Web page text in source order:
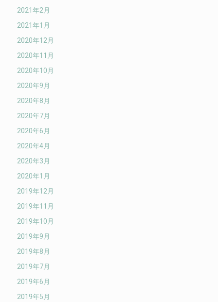
2021年2月
2021年1月
2020年12月
2020年11月
2020年10月
2020年9月
2020年8月
2020年7月
2020年6月
2020年4月
2020年3月
2020年1月
2019年12月
2019年11月
2019年10月
2019年9月
2019年8月
2019年7月
2019年6月
2019年5月